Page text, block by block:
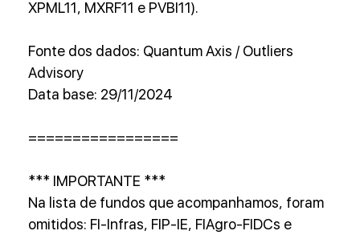
XPML11, MXRF11 e PVBI11).
Fonte dos dados: Quantum Axis / Outliers
Advisory
Data base: 29/11/2024
=================
*** IMPORTANTE ***
Na lista de fundos que acompanhamos, foram
omitidos: FI-Infras, FIP-IE, FIAgro-FIDCs e